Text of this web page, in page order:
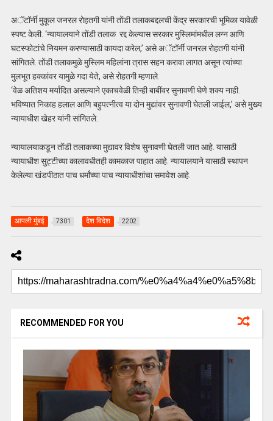
अॅटॉर्नी मुकूल जनरल रोहतगी यांनी तोंडी तलाकबद्दलची केंद्र सरकारची भूमिका यावेळी
स्पष्ट केली. ‘न्यायालयाने तोंडी तलाक रद्द केल्यास सरकार मुस्लिमांमधील लग्न आणि
घटस्फोटांचे नियमन करण्यासाठी कायदा करेल,’ असे अॅटॉर्नी जनरल रोहतगी यांनी
सांगितले. तोंडी तलाकमुळे मुस्लिम महिलांना त्रास सहन करावा लागत असून त्यांच्या
मुलभूत हक्कांवर यामुळे गदा येते, असे रोहतगी म्हणाले.
‘वेळ अतिशय मर्यादित असल्याने एकाचवेळी तिन्ही बाबींवर सुनावणी घेणे शक्य नाही.
भविष्यात निकाह हलाल आणि बहुपत्नीत्व या दोन मुद्यांवर सुनावणी घेतली जाईल,’ असे मुख्य
न्यायाधीश खेहर यांनी सांगितले.
न्यायालयाकडून तोंडी तलाकच्या मुद्यावर विशेष सुनावणी घेतली जात आहे. यासाठी
न्यायाधीश सुट्टीच्या कालावधीतही कामकाज पाहात आहे. न्यायालयाने यासाठी स्थापन
केलेल्या खंडपीठात पाच धर्मांच्या पाच न्यायाधीशांचा समावेश आहे.
आपली मुंबई 7301 देश विदेश 2202
RECOMMENDED FOR YOU